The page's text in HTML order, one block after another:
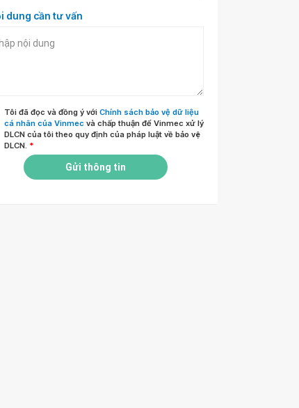
dung cần tư vấn
Tôi đã đọc và đồng ý với Chính sách bảo vệ dữ liệu
cá nhân của Vinmec và chấp thuận để Vinmec xử lý
DLCN của tôi theo quy định của pháp luật về bảo vệ
DLCN. *
Gửi thông tin